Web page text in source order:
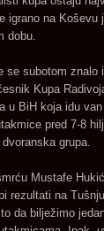
igrano na Koševu
dobu.
se subotom znalo
Kupa
u BiH koja idu
pred 7-8
grupa.
Mustafe
rezultati na
da bilježimo